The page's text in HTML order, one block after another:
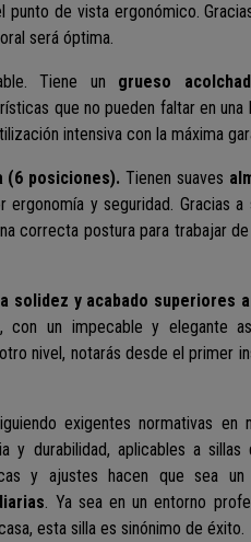
de vista ergonómico.
será óptima.
Tiene un grueso
que no pueden faltar en una
intensiva con la máxima
(6 posiciones). Tienen suaves
ergonomía y seguridad. Gracias a
correcta postura para trabajar
solidez y acabado superiores
, con un impecable y elegante
nivel, notarás desde el primer
exigentes normativas en
y durabilidad, aplicables a sillas
y ajustes hacen que sea un
. Ya sea en un entorno
esta silla es sinónimo de éxito.